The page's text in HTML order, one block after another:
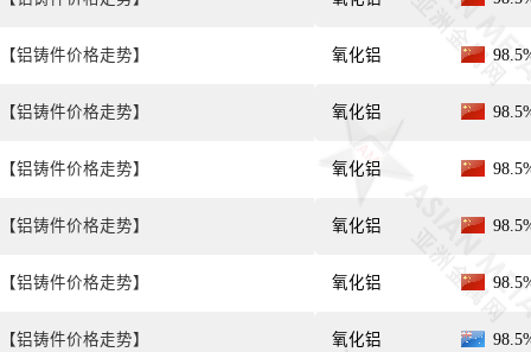
【铝铸件价格走势】
【铝铸件价格走势】
【铝铸件价格走势】
【铝铸件价格走势】
【铝铸件价格走势】
【铝铸件价格走势】
氧化铝
氧化铝
氧化铝
氧化铝
氧化铝
氧化铝